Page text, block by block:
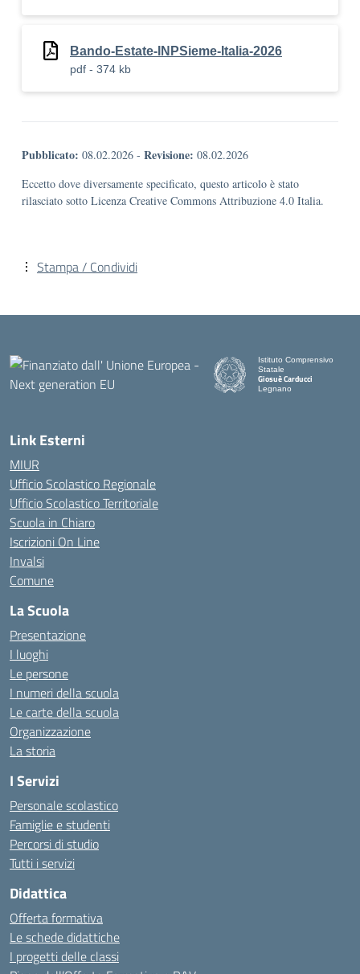
Bando-Estate-INPSieme-Italia-2026
pdf - 374 kb
Pubblicato: 08.02.2026 - Revisione: 08.02.2026
Eccetto dove diversamente specificato, questo articolo è stato
rilasciato sotto Licenza Creative Commons Attribuzione 4.0 Italia.
Stampa / Condividi
Istituto Comprensivo
Statale
Giosuè Carducci
Legnano
Link Esterni
MIUR
Ufficio Scolastico Regionale
Ufficio Scolastico Territoriale
Scuola in Chiaro
Iscrizioni On Line
Invalsi
Comune
La Scuola
Presentazione
I luoghi
Le persone
I numeri della scuola
Le carte della scuola
Organizzazione
La storia
I Servizi
Personale scolastico
Famiglie e studenti
Percorsi di studio
Tutti i servizi
Didattica
Offerta formativa
Le schede didattiche
I progetti delle classi